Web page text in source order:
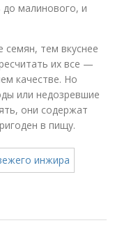
до малинового, и
тем вкуснее
их все —
качестве. Но
или недозревшие
они содержат
в пищу.